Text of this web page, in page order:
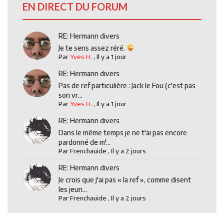
EN DIRECT DU FORUM
RE: Hermann divers
Je te sens assez réré.
ParYves H. ,Il y a 1 jour
RE: Hermann divers
Pas de ref particulière : Jack le Fou (c'est pas
son vr...
ParYves H. ,Il y a 1 jour
RE: Hermann divers
Dans le même temps je ne t'ai pas encore
pardonné de m'...
ParFrenchauide ,Il y a 2 jours
RE: Hermann divers
Je crois que j'ai pas « la ref », comme disent
les jeun...
ParFrenchauide ,Il y a 2 jours